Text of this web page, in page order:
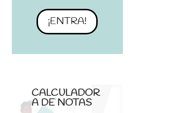
¡ENTRA!
CALCULADOR
A DE NOTAS